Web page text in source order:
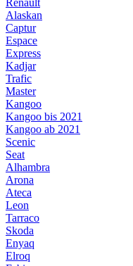
Renault
Alaskan
Captur
Espace
Express
Kadjar
Trafic
Master
Kangoo
Kangoo bis 2021
Kangoo ab 2021
Scenic
Seat
Alhambra
Arona
Ateca
Leon
Tarraco
Skoda
Enyaq
Elroq